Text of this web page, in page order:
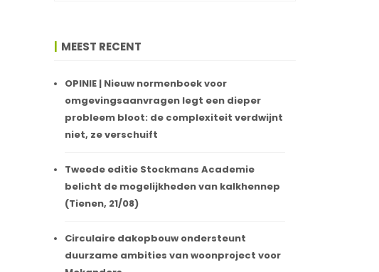
MEEST RECENT
OPINIE | Nieuw normenboek voor
omgevingsaanvragen legt een dieper
probleem bloot: de complexiteit verdwijnt
niet, ze verschuift
Tweede editie Stockmans Academie
belicht de mogelijkheden van kalkhennep
(Tienen, 21/08)
Circulaire dakopbouw ondersteunt
duurzame ambities van woonproject voor